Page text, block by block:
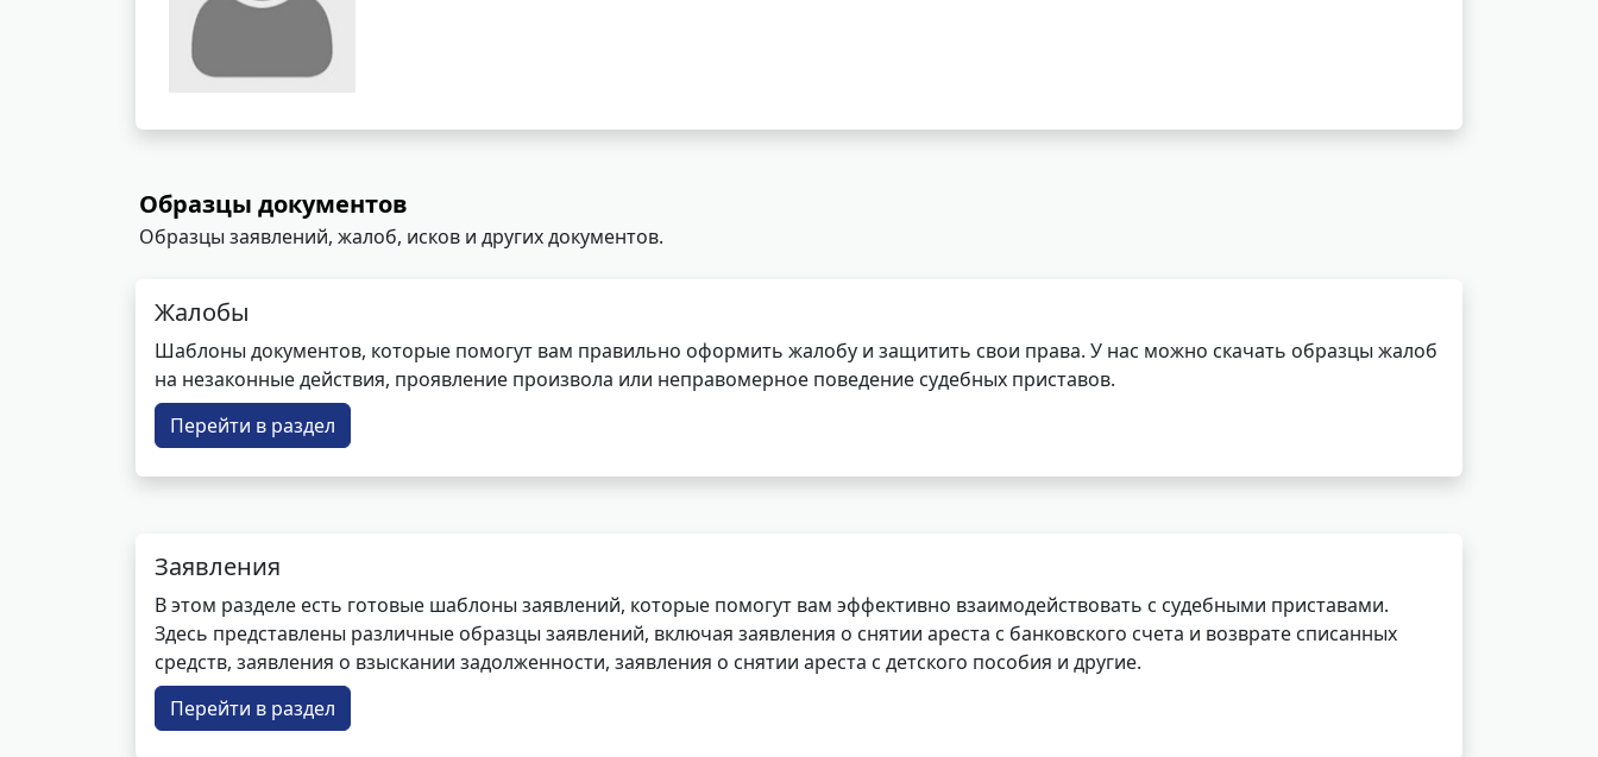
Образцы документов
Образцы заявлений, жалоб, исков и других документов.
Жалобы
Шаблоны документов, которые помогут вам правильно оформить жалобу и защитить свои права. У нас можно скачать образцы жалоб
на незаконные действия, проявление произвола или неправомерное поведение судебных приставов.
Перейти в раздел
Заявления
В этом разделе есть готовые шаблоны заявлений, которые помогут вам эффективно взаимодействовать с судебными приставами.
Здесь представлены различные образцы заявлений, включая заявления о снятии ареста с банковского счета и возврате списанных
средств, заявления о взыскании задолженности, заявления о снятии ареста с детского пособия и другие.
Перейти в раздел